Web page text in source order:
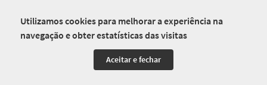
Utilizamos cookies para melhorar a experiência na
navegação e obter estatísticas das visitas
Aceitar e fechar